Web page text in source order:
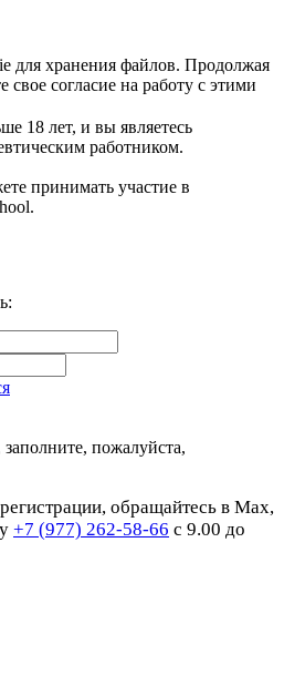
для хранения файлов. Продолжая
свое согласие на работу с этими
18 лет, и вы являетесь
работником.
принимать участие в
пожалуйста,
обращайтесь в Max,
+7 (977) 262-58-66 с 9.00 до